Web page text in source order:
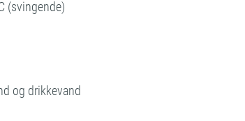
(svingende)
og drikkevand